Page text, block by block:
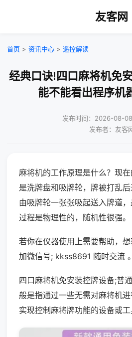
友客网
首页 > 资讯中心 > 遥控解读
经典口诀!四口麻将机免
能不能看出程序机
发布时间：2026-08-
发布者：友客
麻将机的工作原理是什么？现
是洗牌盘和吸牌轮，牌被打乱
由吸牌轮一张张吸起送入牌道
过程是物理性的，随机性很强。
若你在仪器使用上需要帮助，
加微信号; kkss8691 随时交流 。
四口麻将机免安装控牌设备;普
般是指通过一些无需对麻将机
实现控制麻将牌功能的设备或工